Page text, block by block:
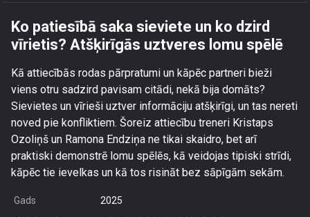
Ko patiesībā saka sieviete un ko dzird
vīrietis? Atšķirīgās uztveres lomu spēlē
Kā attiecībās rodas pārpratumi un kāpēc partneri bieži
viens otru sadzird pavisam citādi, nekā bija domāts?
Sievietes un vīrieši uztver informāciju atšķirīgi, un tas nereti
noved pie konfliktiem. Šoreiz attiecību treneri Kristaps
Ozoliņš un Ramona Endziņa ne tikai skaidro, bet arī
praktiski demonstrē lomu spēlēs, kā veidojas tipiski strīdi,
kāpēc tie ievelkas un kā tos risināt bez sāpīgām sekām.
Gads 2025